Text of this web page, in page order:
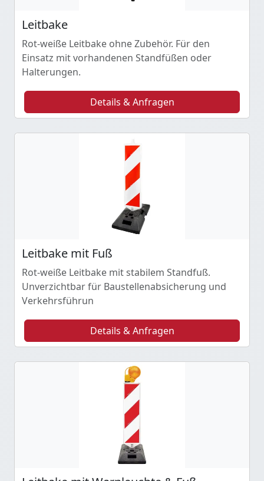
Leitbake
Rot-weiße Leitbake ohne Zubehör. Für den
Einsatz mit vorhandenen Standfüßen oder
Halterungen.
Details & Anfragen
Leitbake mit Fuß
Rot-weiße Leitbake mit stabilem Standfuß.
Unverzichtbar für Baustellenabsicherung und
Verkehrsführun
Details & Anfragen